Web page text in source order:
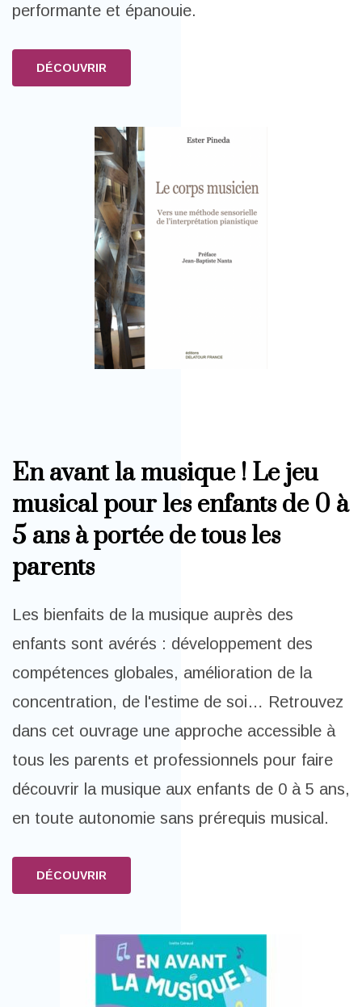
performante et épanouie.
DÉCOUVRIR
En avant la musique ! Le jeu
musical pour les enfants de 0 à
5 ans à portée de tous les
parents
Les bienfaits de la musique auprès des
enfants sont avérés : développement des
compétences globales, amélioration de la
concentration, de l'estime de soi… Retrouvez
dans cet ouvrage une approche accessible à
tous les parents et professionnels pour faire
découvrir la musique aux enfants de 0 à 5 ans,
en toute autonomie sans prérequis musical.
DÉCOUVRIR